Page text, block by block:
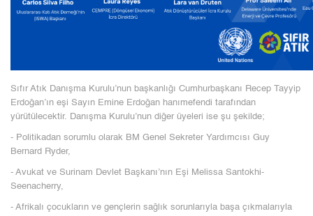
Sıfır Atık Danışma Kurulu’nun başkanlığı Cumhurbaşkanı Recep Tayyip
Erdoğan’ın eşi Sayın Emine Erdoğan hanımefendi tarafından
yürütülecektir. Danışma Kurulu’nun diğer üyeleri ise şu şekilde;
- Politikadan sorumlu olarak BM Genel Sekreter Yardımcısı Guy
Bernard Ryder,
- Avukat ve Surinam Devlet Başkanı’nın Eşi Melissa Santokhi-
Seenacherry,
- Afrikalı çocukların ve gençlerin sağlık sorunlarıyla başa çıkmalarıyla